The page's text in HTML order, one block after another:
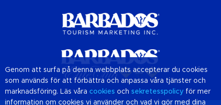
Genom att surfa på denna webbplats accepterar du cookies
som används för att förbättra och anpassa våra tjänster och
marknadsföring. Läs våra cookies och sekretesspolicy för mer
information om cookies vi använder och vad vi gör med dina